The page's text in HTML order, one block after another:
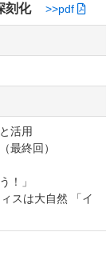
刻化 >>pdf
活用
最終回）
！」
スは大自然 「イ